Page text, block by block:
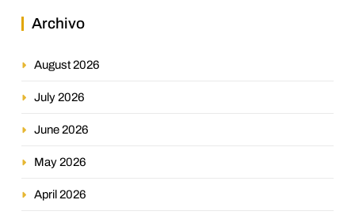
Archivo
August 2026
July 2026
June 2026
May 2026
April 2026